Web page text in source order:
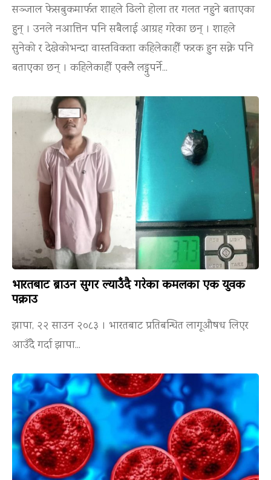
सञ्जाल फेसबुकमार्फत शाहले ढिलो होला तर गलत नहुने बताएका
हुन् । उनले नआत्तिन पनि सबैलाई आग्रह गरेका छन् । शाहले
सुनेको र देखेकोभन्दा वास्तविकता कहिलेकाहीँ फरक हुन सक्ने पनि
बताएका छन् । कहिलेकाहीँ एक्लै लड्नुपर्ने...
भारतबाट ब्राउन सुगर ल्याउँदै गरेका कमलका एक युवक
पक्राउ
झापा, २२ साउन २०८३ । भारतबाट प्रतिबन्धित लागूऔषध लिएर
आउँदै गर्दा झापा...